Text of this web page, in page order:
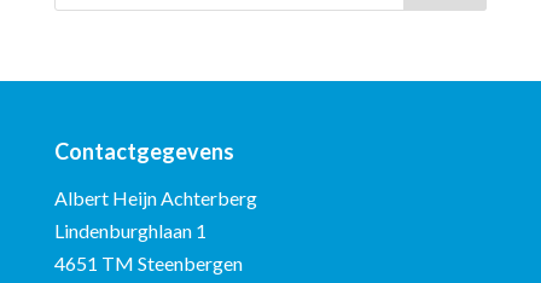
Contactgegevens
Albert Heijn Achterberg
Lindenburghlaan 1
4651 TM Steenbergen